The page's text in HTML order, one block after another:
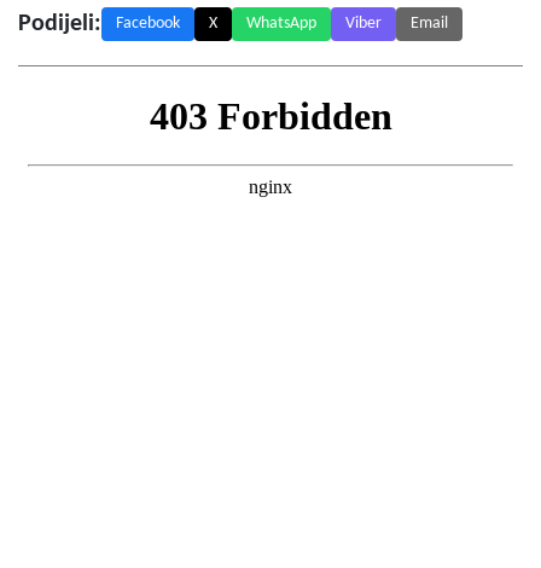
Podijeli: Facebook X WhatsApp Viber Email